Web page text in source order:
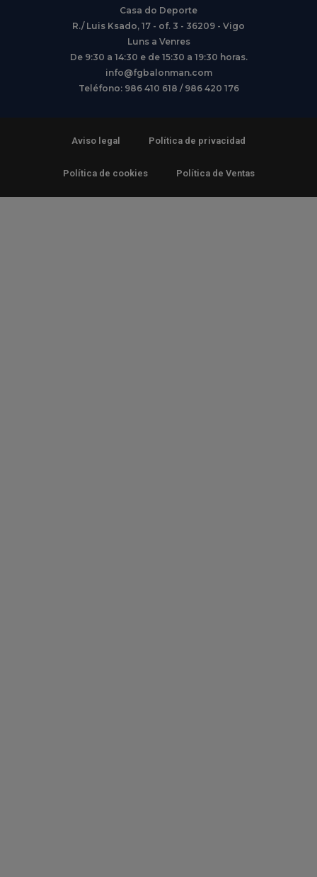
Casa do Deporte
R./ Luis Ksado, 17 - of. 3 - 36209 - Vigo
Luns a Venres
De 9:30 a 14:30 e de 15:30 a 19:30 horas.
info@fgbalonman.com
Teléfono: 986 410 618 / 986 420 176
Aviso legal Política de privacidad
Política de cookies Política de Ventas